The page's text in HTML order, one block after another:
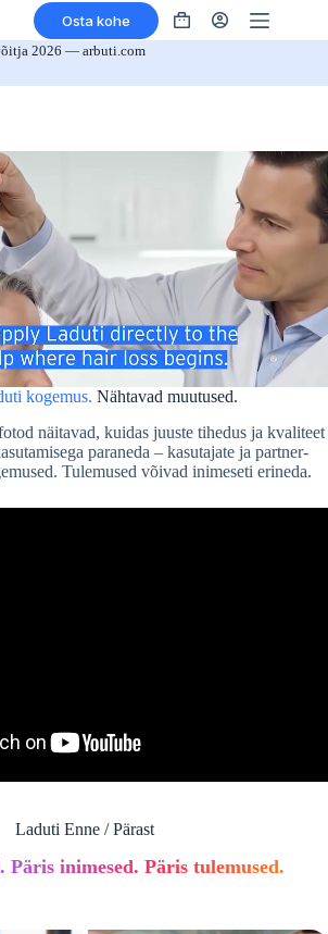
Osta kohe Ostukorv
2026 — arbuti.com
kogemus. Nähtavad muutused.
näitavad, kuidas juuste tihedus ja kvaliteet
paraneda – kasutajate ja partner-
Tulemused võivad inimeseti erineda.
Laduti Enne / Pärast
Päris inimesed. Päris tulemused.